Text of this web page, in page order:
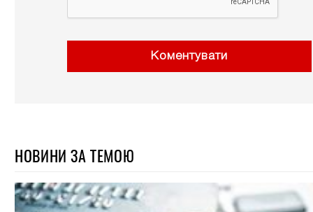
Коментувати
НОВИНИ ЗА ТЕМОЮ